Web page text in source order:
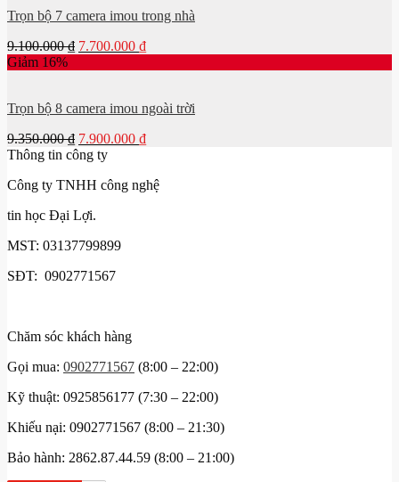
Trọn bộ 7 camera imou trong nhà
9.100.000₫ 7.700.000 ₫
Giảm 16%
Trọn bộ 8 camera imou ngoài trời
9.350.000₫ 7.900.000 ₫
Thông tin công ty
Công ty TNHH công nghệ
tin học Đại Lợi.
MST: 03137799899
SĐT: 0902771567
Chăm sóc khách hàng
Gọi mua: 0902771567 (8:00 – 22:00)
Kỹ thuật: 0925856177 (7:30 – 22:00)
Khiếu nại: 0902771567 (8:00 – 21:30)
Bảo hành: 2862.87.44.59 (8:00 – 21:00)